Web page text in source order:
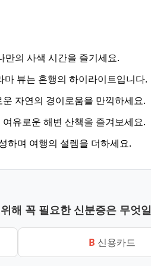
만의 사색 시간을 즐기세요.
뷰는 혼행의 하이라이트입니다.
자연의 경이로움을 만끽하세요.
유로운 해변 산책을 즐겨보세요.
하며 여행의 설렘을 더하세요.
해 꼭 필요한 신분증은 무엇
B 신용카드